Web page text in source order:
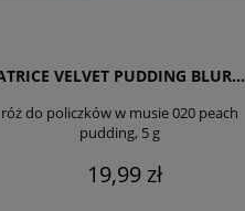
CATRICE VELVET PUDDING BLURRING
róż do policzków w musie 020 peach
pudding, 5 g
19,99 zł